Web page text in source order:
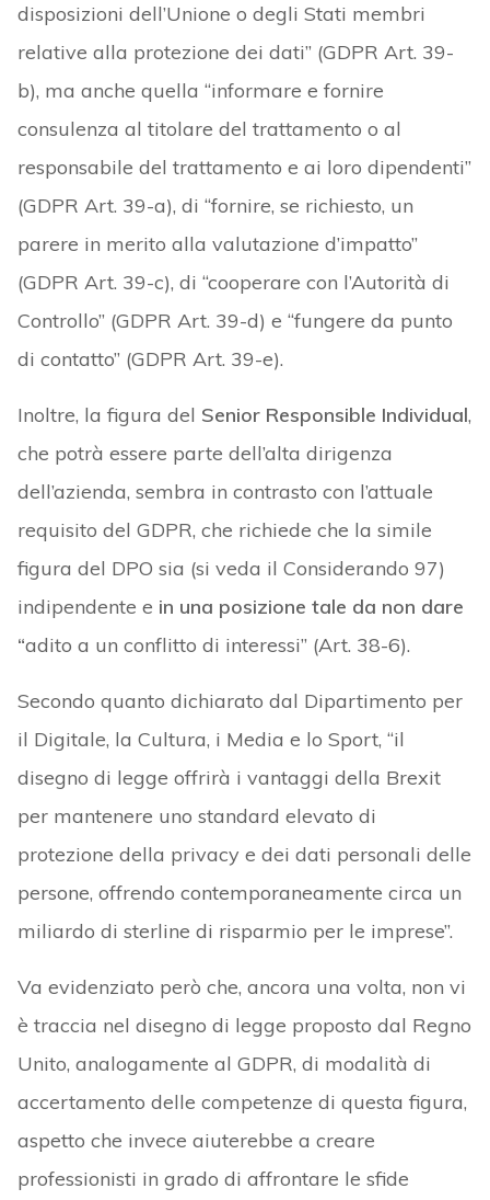
disposizioni dell’Unione o degli Stati membri
relative alla protezione dei dati” (GDPR Art. 39-
b), ma anche quella “informare e fornire
consulenza al titolare del trattamento o al
responsabile del trattamento e ai loro dipendenti”
(GDPR Art. 39-a), di “fornire, se richiesto, un
parere in merito alla valutazione d’impatto”
(GDPR Art. 39-c), di “cooperare con l’Autorità di
Controllo” (GDPR Art. 39-d) e “fungere da punto
di contatto” (GDPR Art. 39-e).
Inoltre, la figura del Senior Responsible Individual,
che potrà essere parte dell’alta dirigenza
dell’azienda, sembra in contrasto con l’attuale
requisito del GDPR, che richiede che la simile
figura del DPO sia (si veda il Considerando 97)
indipendente e in una posizione tale da non dare
“adito a un conflitto di interessi” (Art. 38-6).
Secondo quanto dichiarato dal Dipartimento per
il Digitale, la Cultura, i Media e lo Sport, “il
disegno di legge offrirà i vantaggi della Brexit
per mantenere uno standard elevato di
protezione della privacy e dei dati personali delle
persone, offrendo contemporaneamente circa un
miliardo di sterline di risparmio per le imprese”.
Va evidenziato però che, ancora una volta, non vi
è traccia nel disegno di legge proposto dal Regno
Unito, analogamente al GDPR, di modalità di
accertamento delle competenze di questa figura,
aspetto che invece aiuterebbe a creare
professionisti in grado di affrontare le sfide